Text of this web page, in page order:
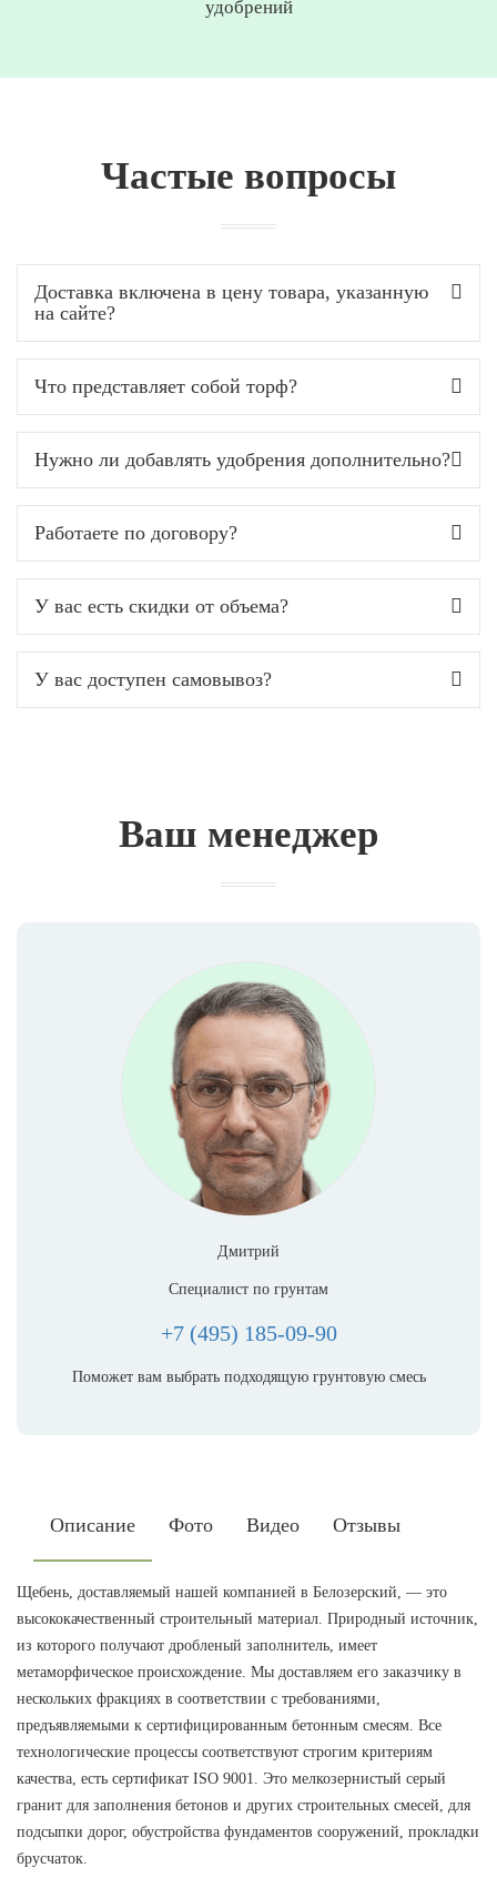
удобрений
Частые вопросы
Доставка включена в цену товара, указанную
на сайте?
Что представляет собой торф?
Нужно ли добавлять удобрения дополнительно?
Работаете по договору?
У вас есть скидки от объема?
У вас доступен самовывоз?
Ваш менеджер
Дмитрий
Специалист по грунтам
+7 (495) 185-09-90
Поможет вам выбрать подходящую грунтовую смесь
Описание Фото Видео Отзывы
Щебень, доставляемый нашей компанией в Белозерский, — это
высококачественный строительный материал. Природный источник,
из которого получают дробленый заполнитель, имеет
метаморфическое происхождение. Мы доставляем его заказчику в
нескольких фракциях в соответствии с требованиями,
предъявляемыми к сертифицированным бетонным смесям. Все
технологические процессы соответствуют строгим критериям
качества, есть сертификат ISO 9001. Это мелкозернистый серый
гранит для заполнения бетонов и других строительных смесей, для
подсыпки дорог, обустройства фундаментов сооружений, прокладки
брусчаток.